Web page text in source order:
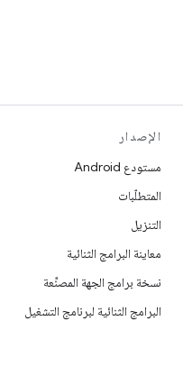
الإصدار
مستودع Android
المتطلّبات
التنزيل
معاينة البرامج الثنائية
نسخة برامج الجهة المصنِّعة
البرامج الثنائية لبرنامج التشغيل